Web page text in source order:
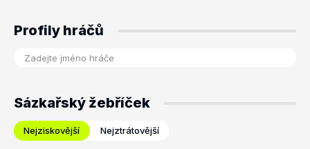
Profily hráčů
Sázkařský žebříček
Nejziskovější Nejztrátovější